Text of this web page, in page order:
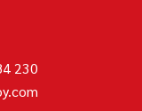
230